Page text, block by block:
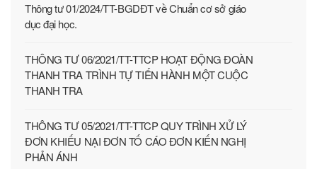
Thông tư 01/2024/TT-BGDĐT về Chuẩn cơ sở giáo
dục đại học.
THÔNG TƯ 06/2021/TT-TTCP HOẠT ĐỘNG ĐOÀN
THANH TRA TRÌNH TỰ TIẾN HÀNH MỘT CUỘC
THANH TRA
THÔNG TƯ 05/2021/TT-TTCP QUY TRÌNH XỬ LÝ
ĐƠN KHIẾU NẠI ĐƠN TỐ CÁO ĐƠN KIẾN NGHỊ
PHẢN ÁNH